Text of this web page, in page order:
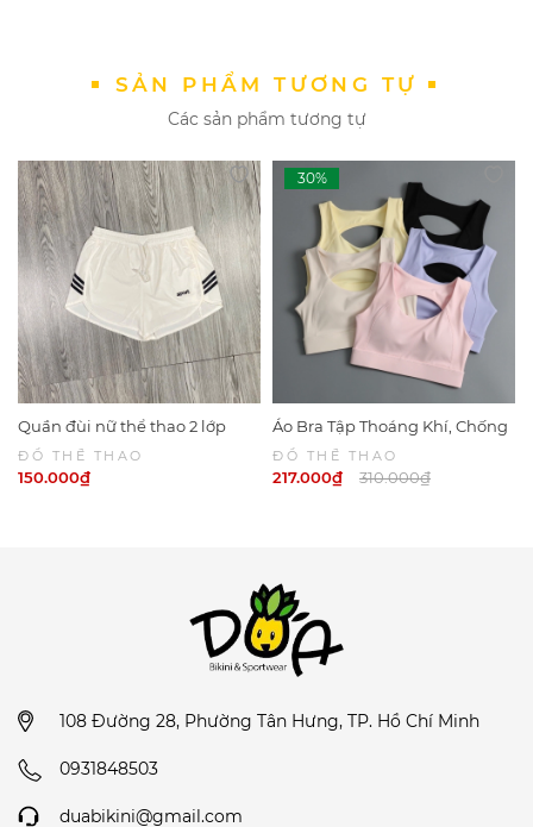
SẢN PHẨM TƯƠNG TỰ
Các sản phẩm tương tự
Quần đùi nữ thể thao 2 lớp
Sport 6049
ĐỒ THỂ THAO
150.000₫
Áo Bra Tập Thoáng Khí, Chống
Sốc Khi CHạy Bộ 6047 | DỨA
BIKINI & SPORTWEAR
ĐỒ THỂ THAO
217.000₫ 310.000₫
108 Đường 28, Phường Tân Hưng, TP. Hồ Chí Minh
0931848503
duabikini@gmail.com